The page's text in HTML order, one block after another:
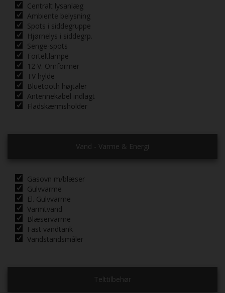
Centralt lysanlæg
Ambiente belysning
Spots i siddegruppe
Hjørnelys i siddegrp.
Senge-spots
Forteltlampe
12 V. Omformer
TV hylde
Bluetooth højtaler
Antennekabel indlagt
Fladskærmsholder
Vand - Varme & Energi
Gasovn m/blæser
Gulvvarme
El. Gulvvarme
Varmtvand
Blæservarme
Fast vandtank
Vandstandsmåler
Telttilbehør